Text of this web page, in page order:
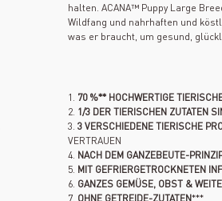
halten. ACANA™ Puppy Large
Wildfang und nahrhaften und
was er braucht, um gesund,
1. 70 %** HOCHWERTIGE
2. 1/3 DER TIERISCHEN ZUTATEN
3. 3 VERSCHIEDENE TIERISCHE
VERTRAUEN
4. NACH DEM GANZEBEUTE-
5. MIT GEFRIERGETROCKNETEN
6. GANZES GEMÜSE, OBST &
7. OHNE GETREIDE-ZUTATEN***